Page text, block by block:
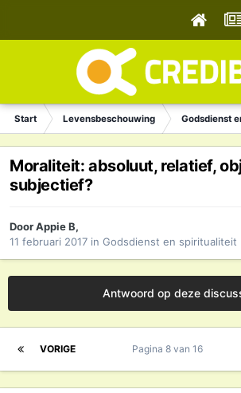
Start Levensbeschouwing Godsdienst
Moraliteit: absoluut, relatief,
subjectief?
DoorAppie B,
11 februari 2017 in Godsdienst en spiritualiteit
Antwoord op deze
VORIGE Pagina 8 van 16